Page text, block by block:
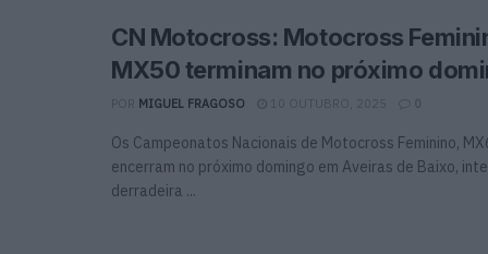
CN Motocross: Motocross
MX50 terminam no próximo
MIGUEL FRAGOSO 10 OUTUBRO, 2025 0
Os Campeonatos Nacionais de Motocross Feminino,
encerram no próximo domingo em Aveiras de Baixo,
derradeira ...